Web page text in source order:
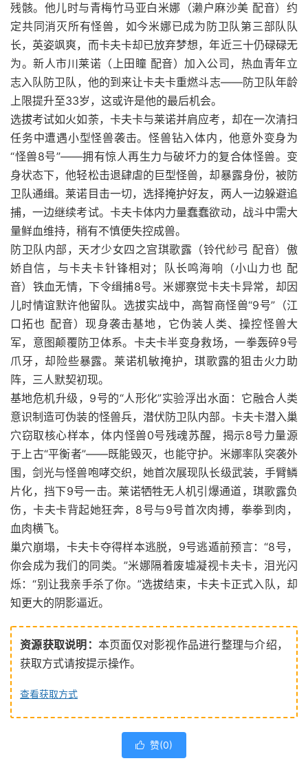
残骸。他儿时与青梅竹马亚白米娜（濑户麻沙美 配音）约
定共同消灭所有怪兽，如今米娜已成为防卫队第三部队队
长，英姿飒爽，而卡夫卡却已放弃梦想，年近三十仍碌碌无
为。新人市川莱诺（上田瞳 配音）加入公司，热血青年立
志入队防卫队，他的到来让卡夫卡重燃斗志——防卫队年龄
上限提升至33岁，这或许是他的最后机会。
选拔考试如火如荼，卡夫卡与莱诺并肩应考，却在一次清扫
任务中遭遇小型怪兽袭击。怪兽钻入体内，他意外变身为
“怪兽8号”——拥有惊人再生力与破坏力的复合体怪兽。变
身状态下，他轻松击退肆虐的巨型怪兽，却暴露身份，被防
卫队通缉。莱诺目击一切，选择掩护好友，两人一边躲避追
捕，一边继续考试。卡夫卡体内力量蠢蠢欲动，战斗中需大
量鲜血维持，稍有不慎便失控成兽。
防卫队内部，天才少女四之宫琪歌露（铃代紗弓 配音）傲
娇自信，与卡夫卡针锋相对；队长鸣海响（小山力也 配
音）铁血无情，下令缉捕8号。米娜察觉卡夫卡异常，却因
儿时情谊默许他留队。选拔实战中，高智商怪兽“9号”（江
口拓也 配音）现身袭击基地，它伪装人类、操控怪兽大
军，意图颠覆防卫体系。卡夫卡半变身救场，一拳轰碎9号
爪牙，却险些暴露。莱诺机敏掩护，琪歌露的狙击火力助
阵，三人默契初现。
基地危机升级，9号的“人形化”实验浮出水面：它融合人类
意识制造可伪装的怪兽兵，潜伏防卫队内部。卡夫卡潜入巢
穴窃取核心样本，体内怪兽0号残魂苏醒，揭示8号力量源
于上古“平衡者”——既能毁灭，也能守护。米娜率队突袭外
围，剑光与怪兽咆哮交织，她首次展现队长级武装，手臂鳞
片化，挡下9号一击。莱诺牺牲无人机引爆通道，琪歌露负
伤，卡夫卡背起她狂奔，8号与9号首次肉搏，拳拳到肉，
血肉横飞。
巢穴崩塌，卡夫卡夺得样本逃脱，9号逃遁前预言：“8号，
你会成为我们的同类。”米娜隔着废墟凝视卡夫卡，泪光闪
烁：“别让我亲手杀了你。”选拔结束，卡夫卡正式入队，却
知更大的阴影逼近。
资源获取说明： 本页面仅对影视作品进行整理与介绍，
获取方式请按提示操作。
查看获取方式
 赞(0)